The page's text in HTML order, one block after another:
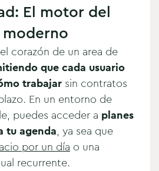
El motor del
corazón de un area de
que cada usuario
trabajar sin contratos
En un entorno de
puedes acceder a planes
tu agenda, ya sea que
por un día o una
recurrente.